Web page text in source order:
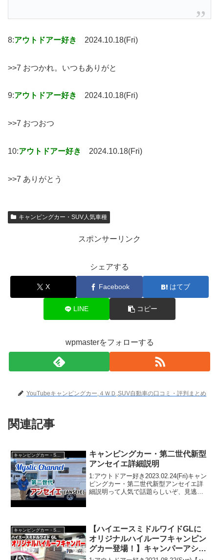
8:アウトドアー好き 2024.10.18(Fri)
>>7 おつかれ。いつもありがと
9:アウトドアー好き 2024.10.18(Fri)
>>7 おつおつ
10:アウトドアー好き 2024.10.18(Fri)
>>7 ありがとう
キャンピングカー・SUV人気車種
スポンサーリンク
シェアする
X Facebook はてブ
LINE コピー
wpmasterをフォローする
YouTubeキャンピングカー,４ＷＤ,SUV自動車の口コミ・評判まとめ
関連記事
キャンピングカー・SUV人気車種
キャンピングカー・第二世代新型
アンセイエ詳細説明
1:アウトドアー好き2023.02.24(Fri)キャン
ピングカー・第二世代新型アンセイエ詳
細説明って人気で話題らしいぞ、見逃さ
【ハイエースミドルワイドGLに
オリジナルハイルーフキャンピン
グカー登場！】キャンパーアシス
ト”ホロウ”